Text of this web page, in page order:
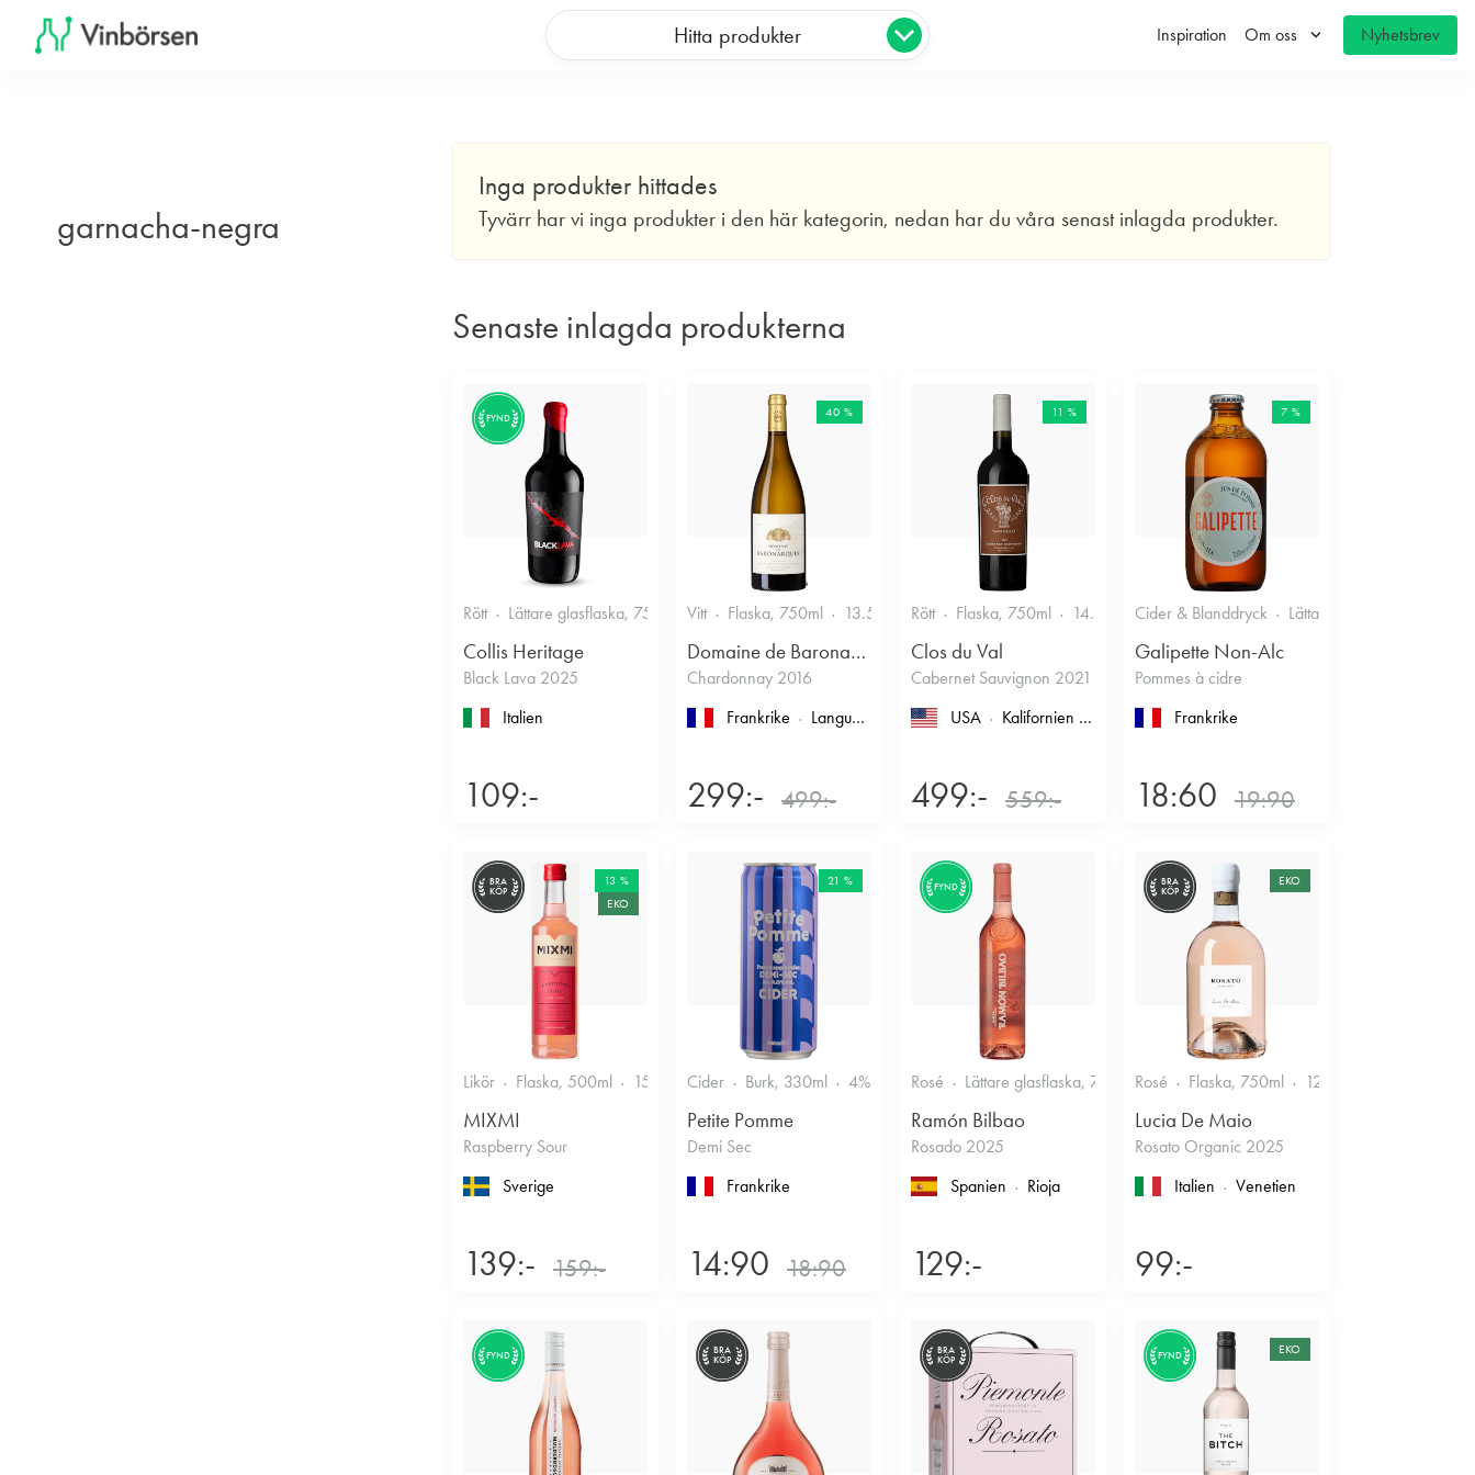
Hitta produkter Inspiration Om oss keyboard_arrow_down Nyhetsbrev
garnacha-negra
Inga produkter hittades
Tyvärr har vi inga produkter i den här kategorin, nedan har du våra senast inlagda produkter.
Senaste inlagda produkterna
FYND
Rött Lättare glasflaska, 750ml 13.5%
Collis Heritage
Black Lava 2025
Italien
109:-
40 %
Vitt Flaska, 750ml 13.5%
Domaine de Baronarques
Chardonnay 2016
Frankrike
Languedoc-Roussillon , Limoux
299:- 499:-
11 %
Rött Flaska, 750ml 14.5%
Clos du Val
Cabernet Sauvignon 2021
USA
Kalifornien
, North Coast , Napa County
499:- 559:-
7 %
Cider & Blanddryck Lättare glasflaska, 330ml
Galipette Non-Alc
Pommes à cidre
Frankrike
18:60 19:90
BRA
KÖP
13 %
EKO
Likör Flaska, 500ml 15% Annan likör
MIXMI
Raspberry Sour
Sverige
139:- 159:-
21 %
Cider Burk, 330ml 4% Torr/halvtorr
Petite Pomme
Demi Sec
Frankrike
14:90 18:90
FYND
Rosé Lättare glasflaska, 750ml 12.5% Fruktigt & Smakrikt
Ramón Bilbao
Rosado 2025
Spanien
Rioja
129:-
BRA
KÖP
EKO
Rosé Flaska, 750ml 12%
Lucia De Maio
Rosato Organic 2025
Italien
Venetien
99:-
FYND
BRA
KÖP
BRA
KÖP
FYND EKO